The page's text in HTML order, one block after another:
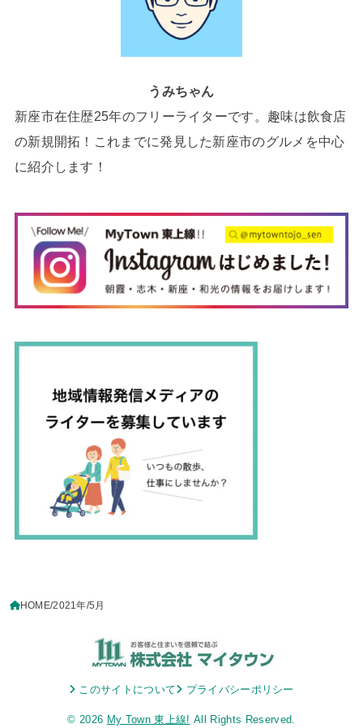
うみちゃん
新座市在住歴25年のフリーライターです。趣味は飲食店
の新規開拓！これまでに発見した新座市のグルメを中心
に紹介します！
HOME 2021年 5月
このサイトについて プライバシーポリシー
© 2026 My Town 東上線! All Rights Reserved.